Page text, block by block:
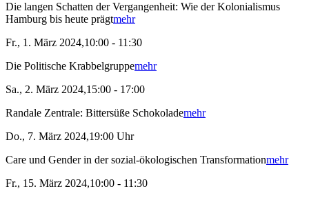
Die langen Schatten der Vergangenheit: Wie der Kolonialismus
Hamburg bis heute prägtmehr
Fr., 1. März 2024,10:00 - 11:30
Die Politische Krabbelgruppemehr
Sa., 2. März 2024,15:00 - 17:00
Randale Zentrale: Bittersüße Schokolademehr
Do., 7. März 2024,19:00 Uhr
Care und Gender in der sozial-ökologischen Transformationmehr
Fr., 15. März 2024,10:00 - 11:30